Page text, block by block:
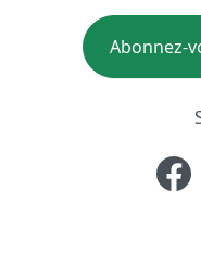
Abonnez-